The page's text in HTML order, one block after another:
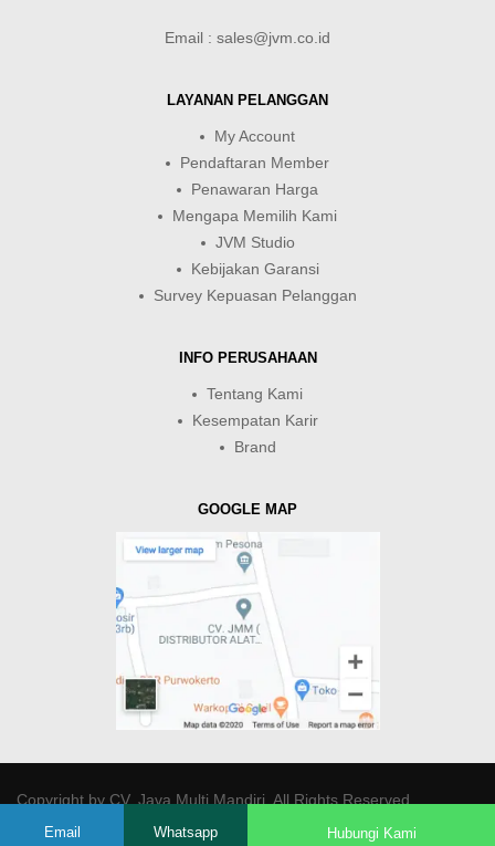
Email : sales@jvm.co.id
LAYANAN PELANGGAN
My Account
Pendaftaran Member
Penawaran Harga
Mengapa Memilih Kami
JVM Studio
Kebijakan Garansi
Survey Kepuasan Pelanggan
INFO PERUSAHAAN
Tentang Kami
Kesempatan Karir
Brand
GOOGLE MAP
Copyright byCV. Java Multi Mandiri. All Rights Reserved.
Email Whatsapp Hubungi Kami